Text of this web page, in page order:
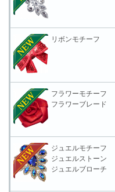
リボンモチーフ
フラワーモチーフ
フラワーブレード
ジュエルモチーフ
ジュエルストーン
ジュエルブローチ